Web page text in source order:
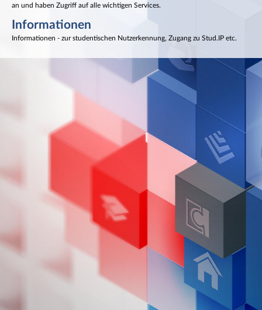
an und haben Zugriff auf alle wichtigen Services.
Informationen
Informationen - zur studentischen Nutzerkennung, Zugang zu Stud.IP etc.